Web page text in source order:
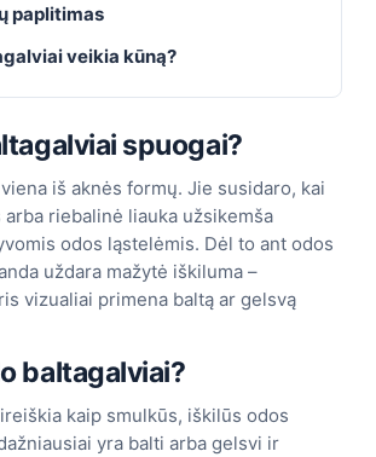
paplitimas
veikia kūną?
spuogai?
iš aknės formų. Jie susidaro, kai
riebalinė liauka užsikemša
odos ląstelėmis. Dėl to ant odos
uždara mažytė iškiluma –
vizualiai primena baltą ar gelsvą
baltagalviai?
kaip smulkūs, iškilūs odos
yra balti arba gelsvi ir